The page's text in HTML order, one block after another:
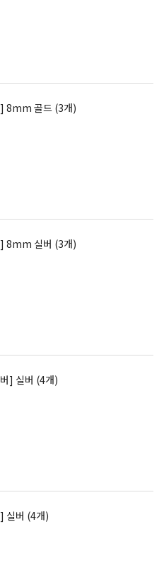
8mm 골드 (3개)
8mm 실버 (3개)
] 실버 (4개)
실버 (4개)